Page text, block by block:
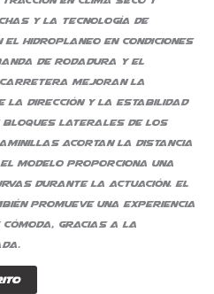
y la tecnología de
hidroplaneo en condiciones
de rodadura y el
carretera mejoran la
la dirección y la estabilidad
bloques laterales de los
acortan la distancia
modelo proporciona una
durante la actuación. El
promueve una experiencia
gracias a la